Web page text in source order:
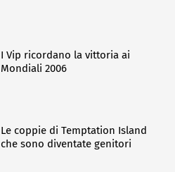
I Vip ricordano la vittoria ai
Mondiali 2006
Le coppie di Temptation Island
che sono diventate genitori